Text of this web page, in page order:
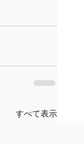
すべて表示